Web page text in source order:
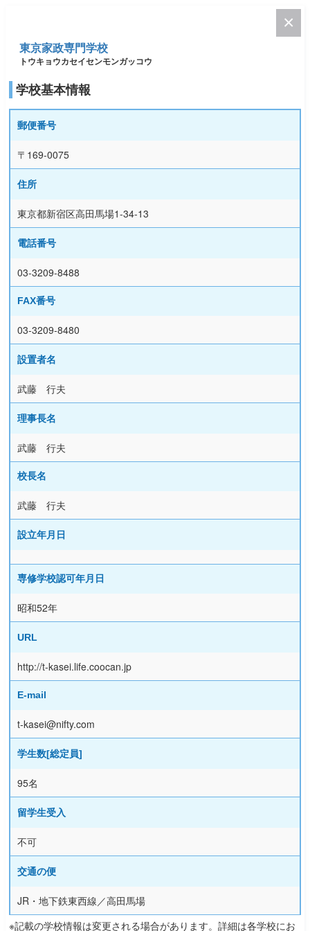
東京家政専門学校
トウキョウカセイセンモンガッコウ
学校基本情報
郵便番号
〒169-0075
住所
東京都新宿区高田馬場1-34-13
電話番号
03-3209-8488
FAX番号
03-3209-8480
設置者名
武藤 行夫
理事長名
武藤 行夫
校長名
武藤 行夫
設立年月日
専修学校認可年月日
昭和52年
URL
http://t-kasei.life.coocan.jp
E-mail
t-kasei@nifty.com
学生数[総定員]
95名
留学生受入
不可
交通の便
JR・地下鉄東西線／高田馬場
※記載の学校情報は変更される場合があります。詳細は各学校にお